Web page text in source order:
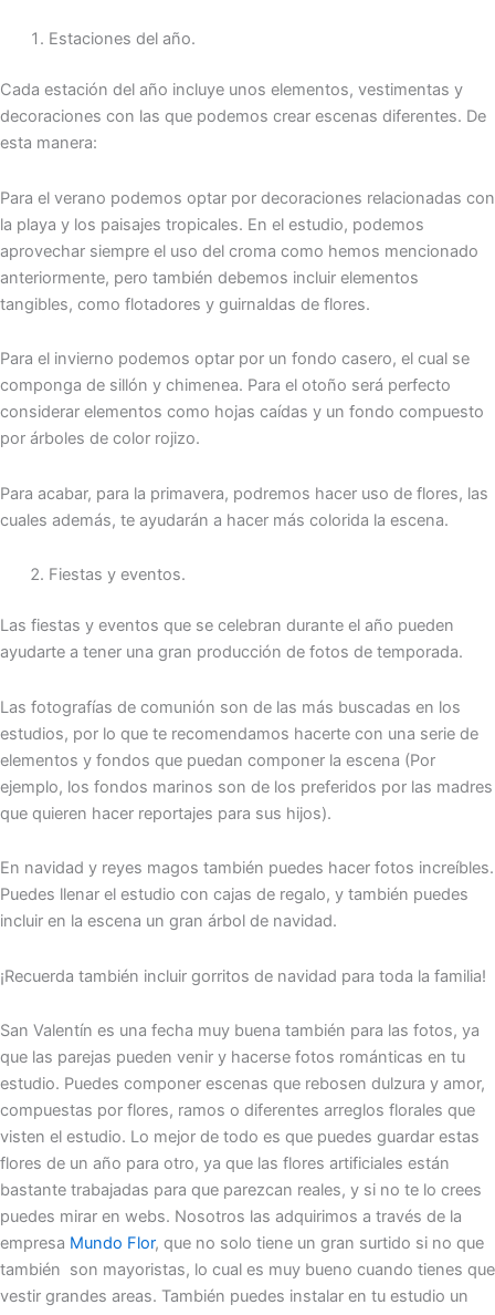
Estaciones del año.
Cada estación del año incluye unos elementos, vestimentas y
decoraciones con las que podemos crear escenas diferentes. De
esta manera:
Para el verano podemos optar por decoraciones relacionadas con
la playa y los paisajes tropicales. En el estudio, podemos
aprovechar siempre el uso del croma como hemos mencionado
anteriormente, pero también debemos incluir elementos
tangibles, como flotadores y guirnaldas de flores.
Para el invierno podemos optar por un fondo casero, el cual se
componga de sillón y chimenea. Para el otoño será perfecto
considerar elementos como hojas caídas y un fondo compuesto
por árboles de color rojizo.
Para acabar, para la primavera, podremos hacer uso de flores, las
cuales además, te ayudarán a hacer más colorida la escena.
Fiestas y eventos.
Las fiestas y eventos que se celebran durante el año pueden
ayudarte a tener una gran producción de fotos de temporada.
Las fotografías de comunión son de las más buscadas en los
estudios, por lo que te recomendamos hacerte con una serie de
elementos y fondos que puedan componer la escena (Por
ejemplo, los fondos marinos son de los preferidos por las madres
que quieren hacer reportajes para sus hijos).
En navidad y reyes magos también puedes hacer fotos increíbles.
Puedes llenar el estudio con cajas de regalo, y también puedes
incluir en la escena un gran árbol de navidad.
¡Recuerda también incluir gorritos de navidad para toda la familia!
San Valentín es una fecha muy buena también para las fotos, ya
que las parejas pueden venir y hacerse fotos románticas en tu
estudio. Puedes componer escenas que rebosen dulzura y amor,
compuestas por flores, ramos o diferentes arreglos florales que
visten el estudio. Lo mejor de todo es que puedes guardar estas
flores de un año para otro, ya que las flores artificiales están
bastante trabajadas para que parezcan reales, y si no te lo crees
puedes mirar en webs. Nosotros las adquirimos a través de la
empresa Mundo Flor, que no solo tiene un gran surtido si no que
también son mayoristas, lo cual es muy bueno cuando tienes que
vestir grandes areas. También puedes instalar en tu estudio un